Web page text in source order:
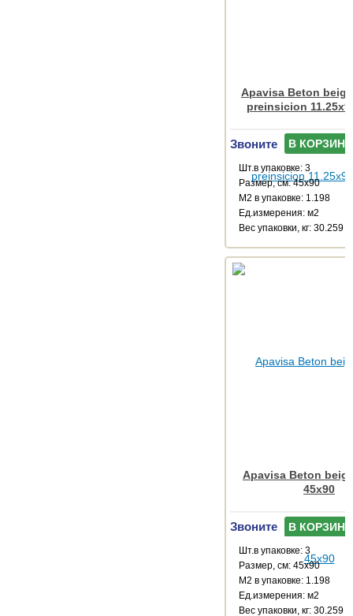
Apavisa Beton
preinsicion
Звоните В КОРЗИНУ
Шт.в упаковке: 3
Размер, см: 45x90
М2 в упаковке: 1.198
Ед.измерения: м2
Веc упаковки, кг: 30.259
Apavisa Beton
45x90
Звоните В КОРЗИНУ
Шт.в упаковке: 3
Размер, см: 45x90
М2 в упаковке: 1.198
Ед.измерения: м2
Веc упаковки, кг: 30.259